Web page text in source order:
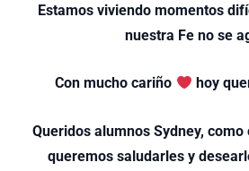
Estamos viviendo momentos
nuestra Fe no se
Con mucho cariño hoy
Queridos alumnos Sydney,
queremos saludarles y